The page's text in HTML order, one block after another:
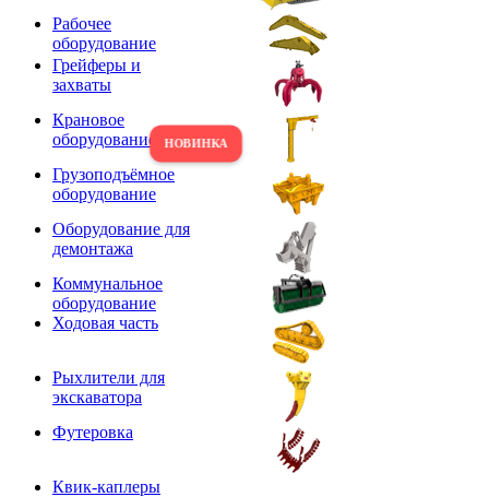
Рабочее
оборудование
Грейферы и
захваты
Крановое
оборудование
Грузоподъёмное
оборудование
Оборудование для
демонтажа
Коммунальное
оборудование
Ходовая часть
Рыхлители для
экскаватора
Футеровка
Квик-каплеры